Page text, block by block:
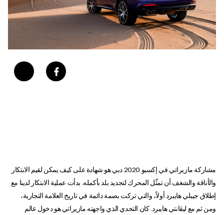
مشاركة مازيراتي في إكسبو 2020 دبي هو شهادة على كيف يمكن لقيم الابتكار
والأناقة والشغف أن تمثّل المحرك لتجديد بلد بأكمله. بدأت عملية الابتكار لدينا مع
إطلاق جيبلي هايبرد أولاً، والتي تركت بصمة دائمة في تاريخ العلامة التجارية،
ومن ثم مع ليڨانتي هايبرد. كان التحدي الذي واجهته مازيراتي هو دخول عالم